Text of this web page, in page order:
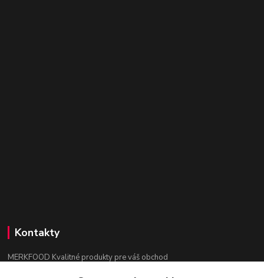
Kontakty
MERKFOOD Kvalitné produkty pre váš obchod